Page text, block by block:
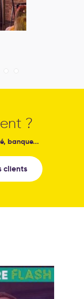
?
banque...
clients